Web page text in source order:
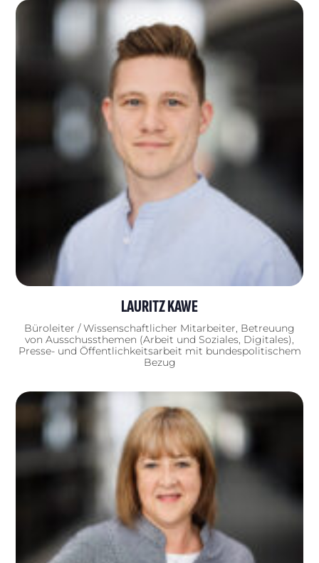
LAURITZ KAWE
Büroleiter / Wissenschaftlicher Mitarbeiter, Betreuung
von Ausschussthemen (Arbeit und Soziales, Digitales),
Presse- und Öffentlichkeitsarbeit mit bundespolitischem
Bezug